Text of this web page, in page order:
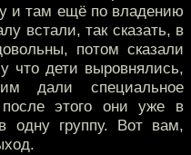
и там ещё по владению
встали, так сказать, в
потом сказали
что дети выровнялись,
дали специальное
этого они уже в
одну группу. Вот вам,